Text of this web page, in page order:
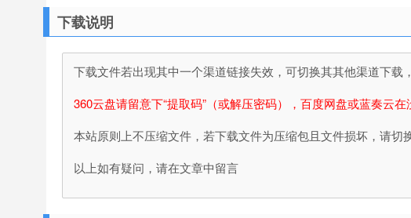
下载说明
下载文件若出现其中一个渠道链接失效，可切换其其他渠道下载
360云盘请留意下“提取码”（或解压密码），百度网盘或蓝奏云
本站原则上不压缩文件，若下载文件为压缩包且文件损坏，请切
以上如有疑问，请在文章中留言